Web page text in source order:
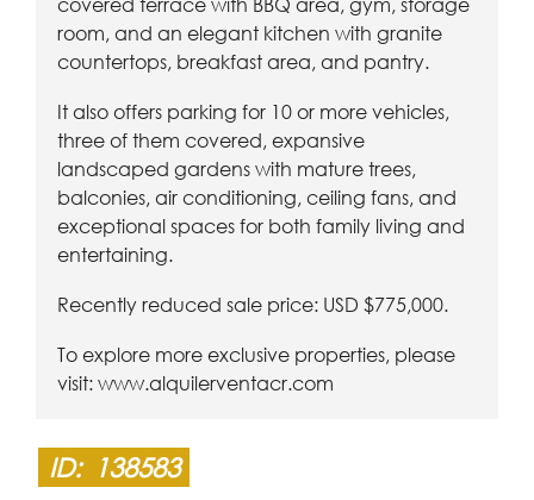
covered terrace with BBQ area, gym, storage
room, and an elegant kitchen with granite
countertops, breakfast area, and pantry.
It also offers parking for 10 or more vehicles,
three of them covered, expansive
landscaped gardens with mature trees,
balconies, air conditioning, ceiling fans, and
exceptional spaces for both family living and
entertaining.
Recently reduced sale price: USD $775,000.
To explore more exclusive properties, please
visit: www.alquilerventacr.com
ID: 138583